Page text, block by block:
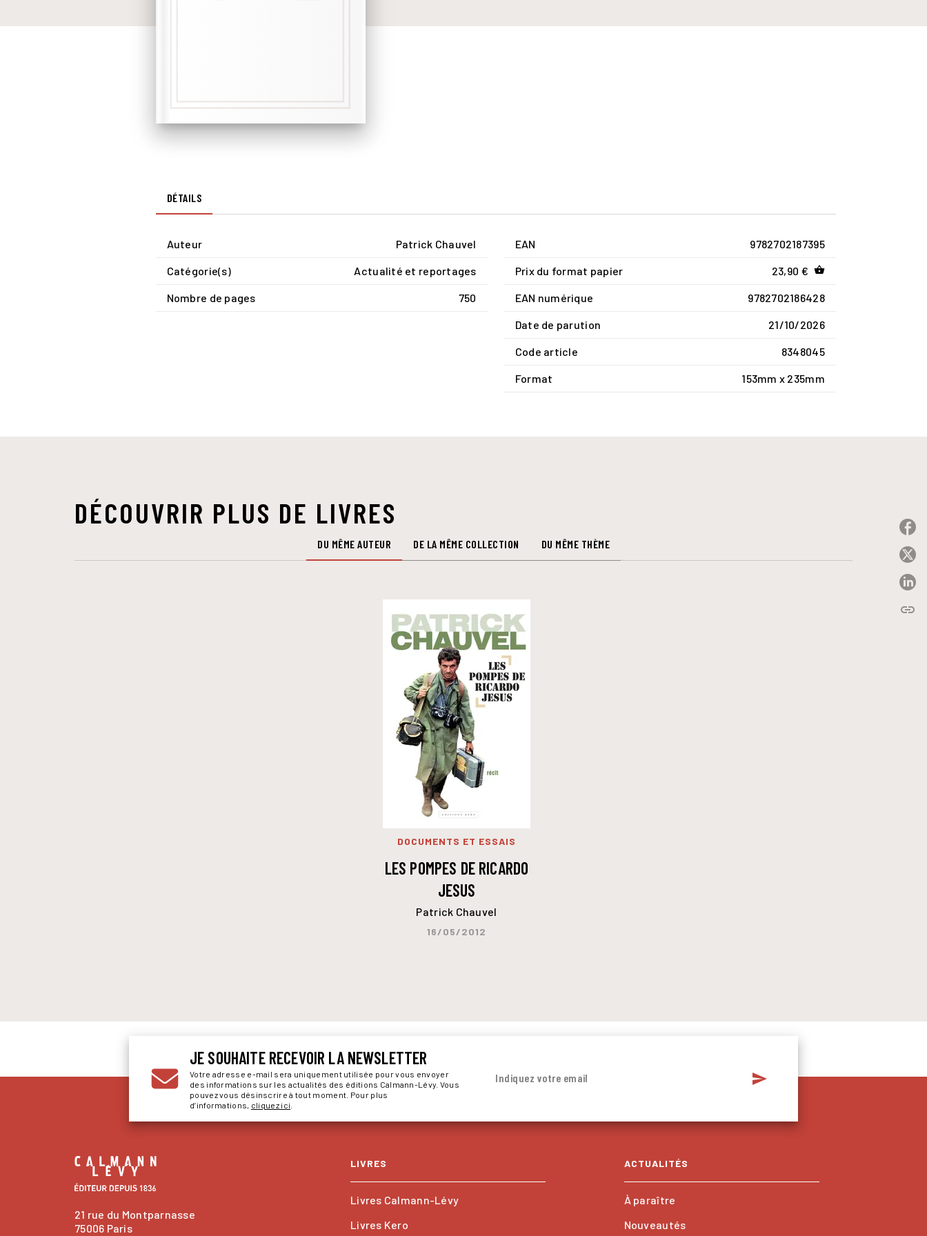
DÉTAILS
Auteur Patrick Chauvel
Catégorie(s) Actualité et reportages
Nombre de pages 750
EAN 9782702187395
Prix du format papier 23,90 € shopping_basket
EAN numérique 9782702186428
Date de parution 21/10/2026
Code article 8348045
Format 153mm x 235mm
DÉCOUVRIR PLUS DE LIVRES
DU MÊME AUTEUR DE LA MÊME COLLECTION DU MÊME THÈME
DOCUMENTS ET ESSAIS
LES POMPES DE RICARDO
JESUS
Patrick Chauvel
16/05/2012
link
JE SOUHAITE RECEVOIR LA NEWSLETTER
Votre adresse e-mail sera uniquement utilisée pour vous envoyer
des informations sur les actualités des éditions Calmann-Lévy. Vous
pouvez vous désinscrire à tout moment. Pour plus
d’informations, cliquez ici
Indiquez votre email send
21 rue du Montparnasse
75006 Paris
LIVRES
Livres Calmann-Lévy
Livres Kero
ACTUALITÉS
À paraître
Nouveautés